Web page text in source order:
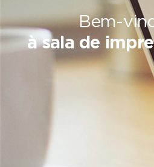
Bem-
à sala de